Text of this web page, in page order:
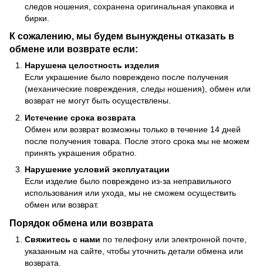
следов ношения, сохранена оригинальная упаковка и
бирки.
К сожалению, мы будем вынуждены отказать в
обмене или возврате если:
Нарушена целостность изделия
Если украшение было повреждено после получения
(механические повреждения, следы ношения), обмен или
возврат не могут быть осуществлены.
Истечение срока возврата
Обмен или возврат возможны только в течение 14 дней
после получения товара. После этого срока мы не можем
принять украшения обратно.
Нарушение условий эксплуатации
Если изделие было повреждено из-за неправильного
использования или ухода, мы не сможем осуществить
обмен или возврат.
Порядок обмена или возврата
Свяжитесь с нами по телефону или электронной почте,
указанным на сайте, чтобы уточнить детали обмена или
возврата.